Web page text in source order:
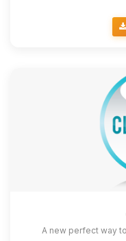
A new perfect way